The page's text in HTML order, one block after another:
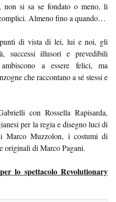
non si sa se fondato o meno, li
Almeno fino a quando…
punti di vista di lei, lui e noi, gli
successi illusori e prevedibili
a essere felici, ma
che raccontano a sé stessi e
con Rossella Rapisarda,
per la regia e disegno luci di
Marco Muzzolon, i costumi di
originali di Marco Pagani.
lo spettacolo Revolutionary